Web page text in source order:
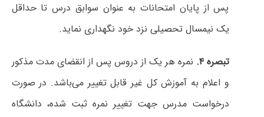
پس از پایان امتحانات به عنوان سوابق درس تا حداقل
یک نیمسال تحصیلی نزد خود نگهداری نماید.
تبصره۴.
نمره هر یک از دروس پس از انقضای مدت مذکور
و اعلام به آموزش کل غیر قابل تغییر می‌باشد. در صورت
درخواست مدرس جهت تغییر نمره ثبت شده، دانشگاه